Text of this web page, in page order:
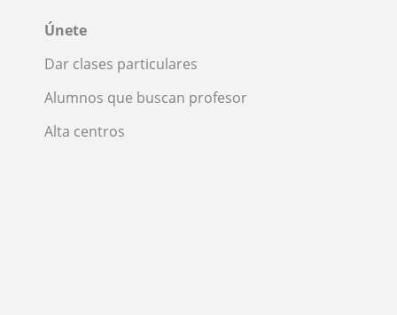
Únete
Dar clases particulares
Alumnos que buscan profesor
Alta centros